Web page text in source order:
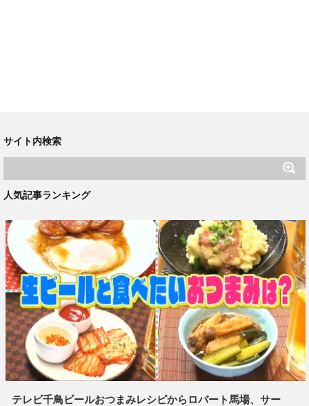
サイト内検索
人気記事ランキング
テレビ千鳥ビールおつまみレシピからロバート馬場、サー